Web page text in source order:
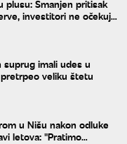
plusu: Smanjen pritisak
investitori ne očekuju
suprug imali udes u
veliku štetu
u Nišu nakon odluke
letova: "Pratimo